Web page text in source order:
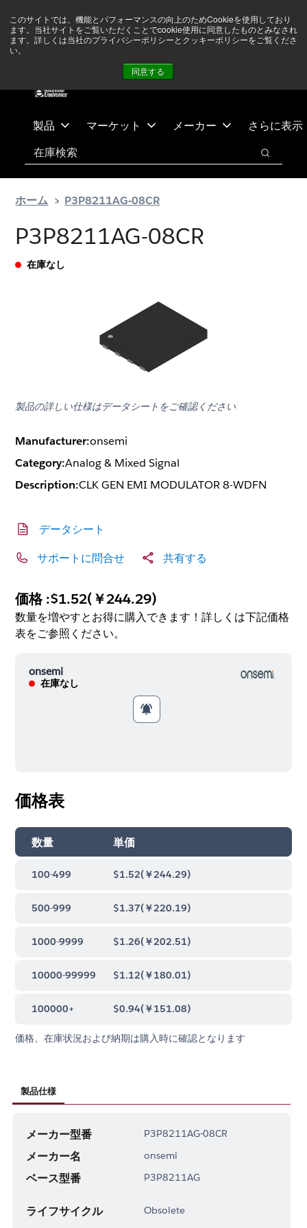
このサイトでは、機能とパフォーマンスの向上のためCookieを使用しており
ます。当社サイトをご覧いただくことでcookie使用に同意したものとみなされ
ます。詳しくは当社のプライバシーポリシーとクッキーポリシーをご覧くださ
い。
同意する
テ
ス
ありません 詳しい情報はこちら➜
製品 マーケット メーカー さらに表示
検索
検索
ホーム P3P8211AG-08CR
P3P8211AG-08CR
在庫なし
製品の詳しい仕様はデータシートをご確認ください
Manufacturer:onsemi
Category:Analog & Mixed Signal
Description:CLK GEN EMI MODULATOR 8-WDFN
データシート
サポートに問合せ 共有する
価格 :$1.52(￥244.29)
数量を増やすとお得に購入できます！詳しくは下記価格
表をご参照ください。
onsemi
在庫なし
価格表
数量 単価
100-499 $1.52(￥244.29)
500-999 $1.37(￥220.19)
1000-9999 $1.26(￥202.51)
10000-99999 $1.12(￥180.01)
100000+ $0.94(￥151.08)
価格、在庫状況および納期は購入時に確認となります
製品仕様
メーカー型番 P3P8211AG-08CR
メーカー名 onsemi
ベース型番 P3P8211AG
ライフサイクル Obsolete